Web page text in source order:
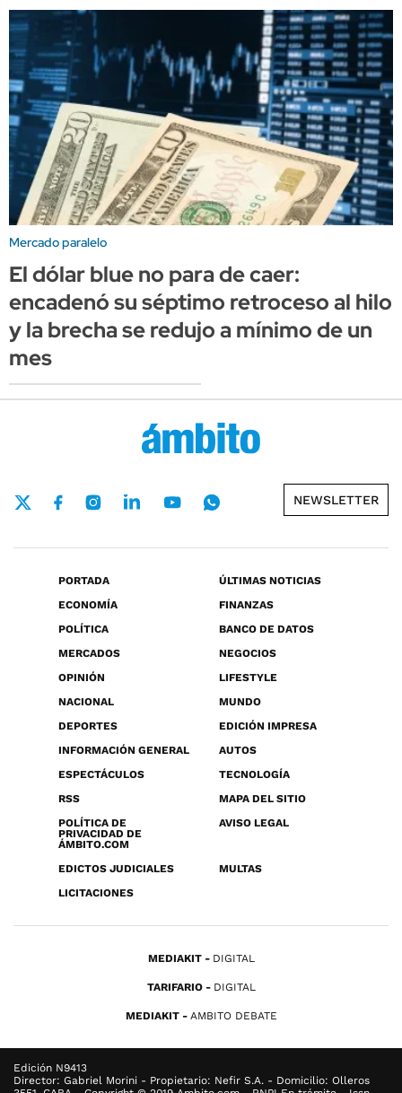
Mercado paralelo
El dólar blue no para de caer:
encadenó su séptimo retroceso al hilo
y la brecha se redujo a mínimo de un
mes
NEWSLETTER
PORTADA
ÚLTIMAS NOTICIAS
ECONOMÍA
FINANZAS
POLÍTICA
BANCO DE DATOS
MERCADOS
NEGOCIOS
OPINIÓN
LIFESTYLE
NACIONAL
MUNDO
DEPORTES
EDICIÓN IMPRESA
INFORMACIÓN GENERAL
AUTOS
ESPECTÁCULOS
TECNOLOGÍA
RSS
MAPA DEL SITIO
POLÍTICA DE
PRIVACIDAD DE
ÁMBITO.COM
AVISO LEGAL
EDICTOS JUDICIALES
MULTAS
LICITACIONES
MEDIAKIT DIGITAL
TARIFARIO DIGITAL
MEDIAKIT AMBITO DEBATE
Edición N9413
Director: Gabriel Morini - Propietario: Nefir S.A. - Domicilio: Olleros